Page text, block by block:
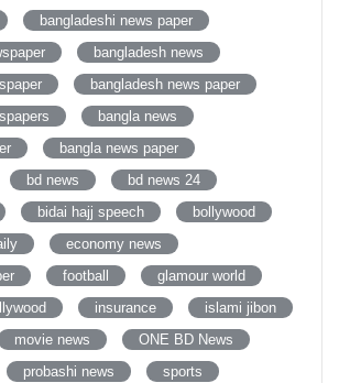
bangladeshi news paper
bangladesh news
bangladesh news paper
bangla news
bangla news paper
bd news
bd news 24
bidai hajj speech
bollywood
economy news
football
glamour world
insurance
islami jibon
movie news
ONE BD News
probashi news
sports